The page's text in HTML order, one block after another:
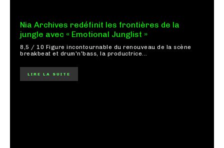
Nia Archives redéfinit les frontières de la
jungle avec « Emotional Junglist »
8,5 / 10 Figure incontournable du renouveau de la scène
breakbeat et drum'n'bass, la productrice...
LIRE LA SUITE